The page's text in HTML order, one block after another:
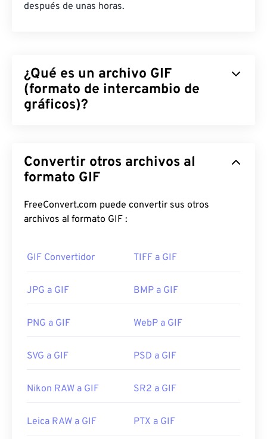
después de unas horas.
¿Qué es un archivo GIF
(formato de intercambio de
gráficos)?
utilizapíxelespara formar imágenes simples
utilizando el modelo de color RGB
utilizacompresión sin pérdiday admite animación
sin audio. El uso más común del GIF es en formato
viralizarse en internet.
¿Cómo abrir un archivo GIF?
que le otorga una clara ventaja sobre otros
abre en los dispositivos móviles de Apple, como
Adobe Flash .
Los GIF se abren fácilmente en casi todos los
Convertir otros archivos al
formato GIF
FreeConvert.com puede convertir sus otros
archivos al formato GIF :
GIF Convertidor TIFF a GIF
JPG a GIF BMP a GIF
PNG a GIF WebP a GIF
SVG a GIF PSD a GIF
Nikon RAW a GIF SR2 a GIF
Leica RAW a GIF PTX a GIF